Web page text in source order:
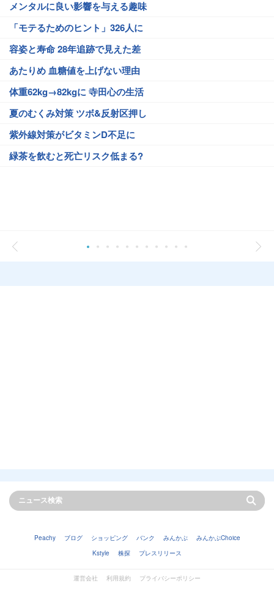
メンタルに良い影響を与える趣味
「モテるためのヒント」326人に
容姿と寿命 28年追跡で見えた差
あたりめ 血糖値を上げない理由
体重62kg→82kgに 寺田心の生活
夏のむくみ対策 ツボ&反射区押し
紫外線対策がビタミンD不足に
緑茶を飲むと死亡リスク低まる?
Peachy ブログ ショッピング バンク みんかぶ
みんかぶChoice
Kstyle
株探 プレスリリース
運営会社 利用規約
プライバシーポリシー